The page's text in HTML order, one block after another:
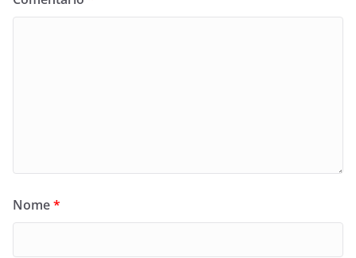
Nome*